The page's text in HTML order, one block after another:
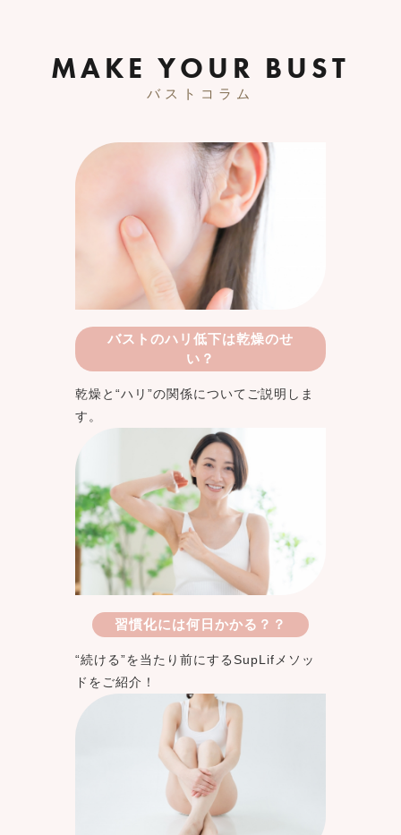
MAKE YOUR BUST
バストコラム
バストのハリ低下は乾燥のせ
い？
乾燥と“ハリ”の関係についてご説明しま
す。
習慣化には何日かかる？？
“続ける”を当たり前にするSupLifメソッ
ドをご紹介！